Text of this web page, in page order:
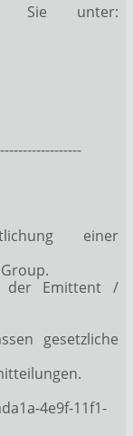
Sie unter:
einer
der Emittent /
gesetzliche
4e9f-11f1-